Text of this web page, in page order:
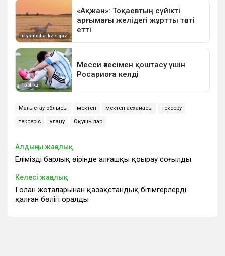
Маңғыстау облысы мектеп мектеп асханасы тексеру
тексеріс улану Оқушылар
Алдыңғы жаңалық
Еліміздің барлық өңірінде алғашқы қоңырау соғылды
Келесі жаңалық
Голан жоталарынан қазақстандық бітімгерлердің
қалған бөлігі оралды